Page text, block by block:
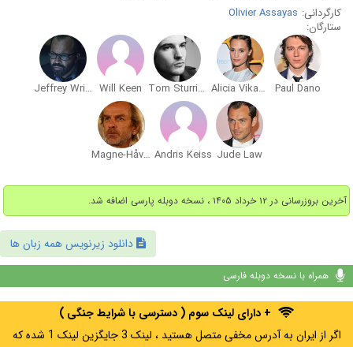
کارگردانی: Olivier Assayas
ستارگان:
Paul Dano
Alicia Vikander
Tom Sturridge
Will Keen
Jeffrey Wright
Jude Law
Andris Keiss
Magne-Håvard Brekke
آخرین بروزرسانی در ۱۲ خرداد ۱۴۰۵ ، نسخه دوبله پارسی اضافه شد.
دانلود زیرنویس همه زبان ها
همراه با نسخه دوبله فارسی
+ دارای لینک سوم ( دسترسی با شرایط جنگی )
اگر از ایران به آدرس مخفی متصل هستید ، لینک 3 جایگزین لینک 1 شده که